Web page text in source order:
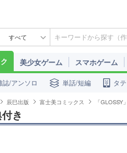
すべて
美少女ゲーム スマホゲーム
誌/アンソロ 単話/短編 タ
辰巳出版 富士美コミックス 「GLOSSY
き